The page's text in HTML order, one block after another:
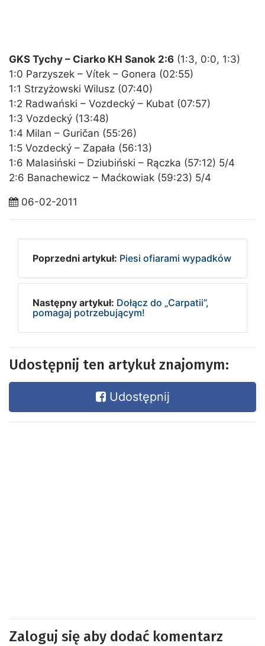
GKS Tychy – Ciarko KH Sanok 2:6 (1:3, 0:0, 1:3)
1:0 Parzyszek – Vítek – Gonera (02:55)
1:1 Strzyżowski Wilusz (07:40)
1:2 Radwański – Vozdecký – Kubat (07:57)
1:3 Vozdecký (13:48)
1:4 Milan – Guričan (55:26)
1:5 Vozdecký – Zapała (56:13)
1:6 Malasiński – Dziubiński – Rączka (57:12) 5/4
2:6 Banachewicz – Maćkowiak (59:23) 5/4
06-02-2011
Poprzedni artykuł: Piesi ofiarami wypadków
Następny artykuł: Dołącz do „Carpatii”,
pomagaj potrzebującym!
Udostępnij ten artykuł znajomym:
Udostępnij
Zaloguj się aby dodać komentarz